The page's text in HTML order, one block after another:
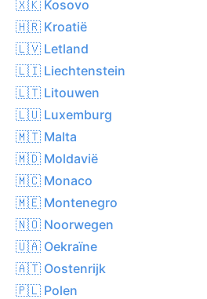
🇽🇰 Kosovo
🇭🇷 Kroatië
🇱🇻 Letland
🇱🇮 Liechtenstein
🇱🇹 Litouwen
🇱🇺 Luxemburg
🇲🇹 Malta
🇲🇩 Moldavië
🇲🇨 Monaco
🇲🇪 Montenegro
🇳🇴 Noorwegen
🇺🇦 Oekraïne
🇦🇹 Oostenrijk
🇵🇱 Polen